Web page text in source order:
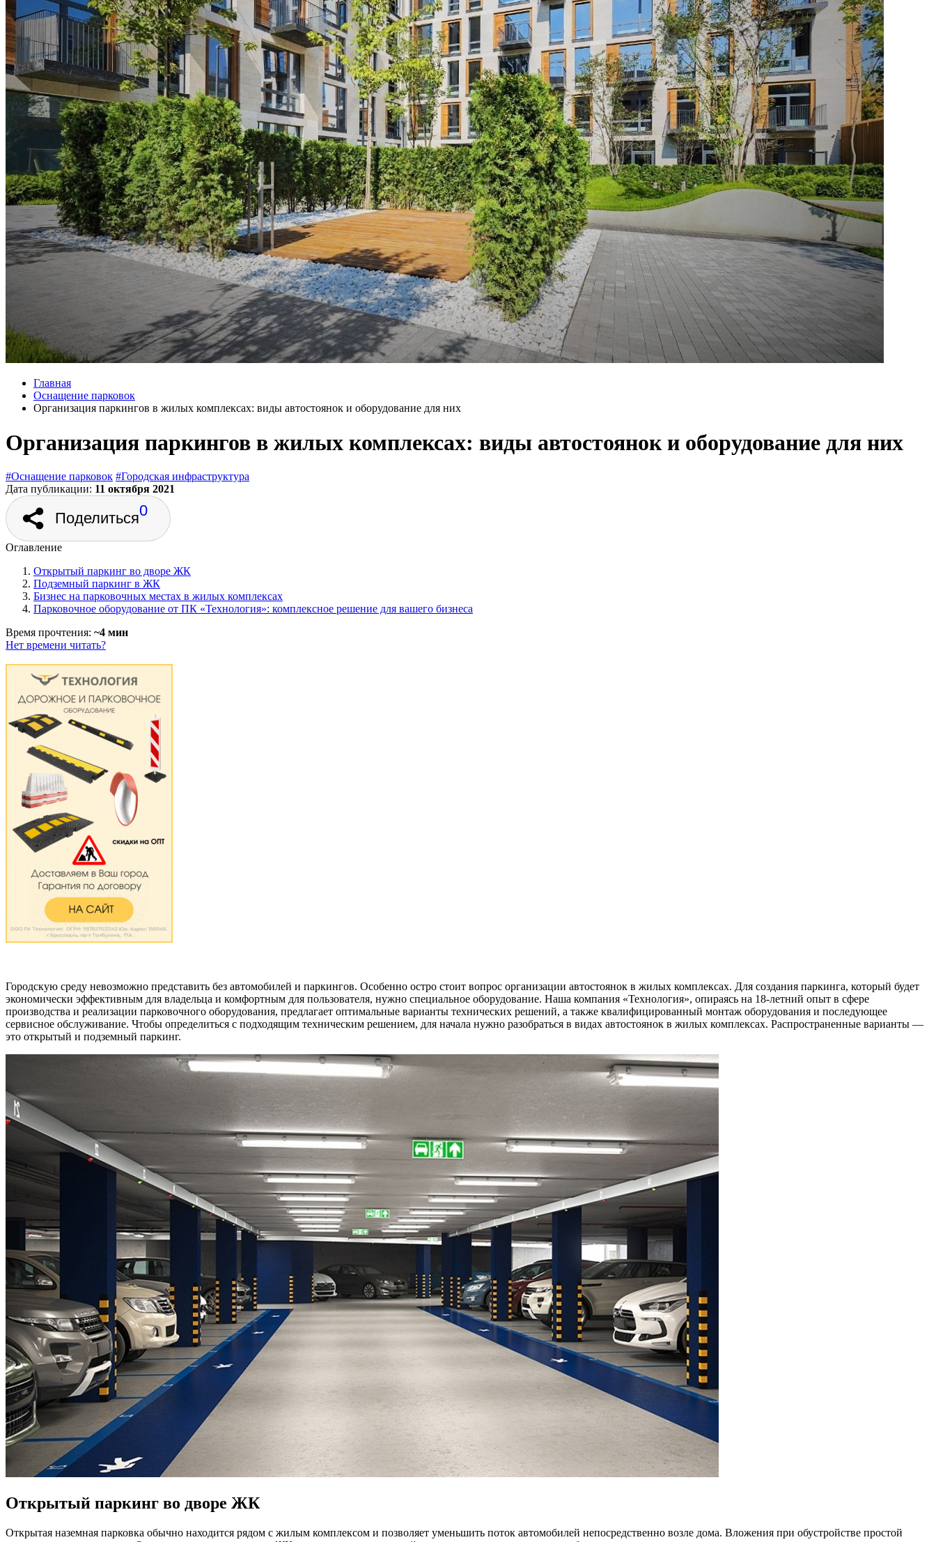
Главная
Оснащение парковок
Организация паркингов в жилых комплексах: виды автостоянок и оборудование для них
Организация паркингов в жилых комплексах: виды автостоянок и оборудование для них
#Оснащение парковок #Городская инфраструктура
Дата публикации: 11 октября 2021
Поделиться0
Оглавление
Открытый паркинг во дворе ЖК
Подземный паркинг в ЖК
Бизнес на парковочных местах в жилых комплексах
Парковочное оборудование от ПК «Технология»: комплексное решение для вашего бизнеса
Время прочтения: ~4 мин
Нет времени читать?
Городскую среду невозможно представить без автомобилей и паркингов. Особенно остро стоит вопрос организации автостоянок в жилых комплексах. Для создания паркинга, который будет
экономически эффективным для владельца и комфортным для пользователя, нужно специальное оборудование. Наша компания «Технология», опираясь на 18-летний опыт в сфере
производства и реализации парковочного оборудования, предлагает оптимальные варианты технических решений, а также квалифицированный монтаж оборудования и последующее
сервисное обслуживание. Чтобы определиться с подходящим техническим решением, для начала нужно разобраться в видах автостоянок в жилых комплексах. Распространенные варианты —
это открытый и подземный паркинг.
Открытый паркинг во дворе ЖК
Открытая наземная парковка обычно находится рядом с жилым комплексом и позволяет уменьшить поток автомобилей непосредственно возле дома. Вложения при обустройстве простой